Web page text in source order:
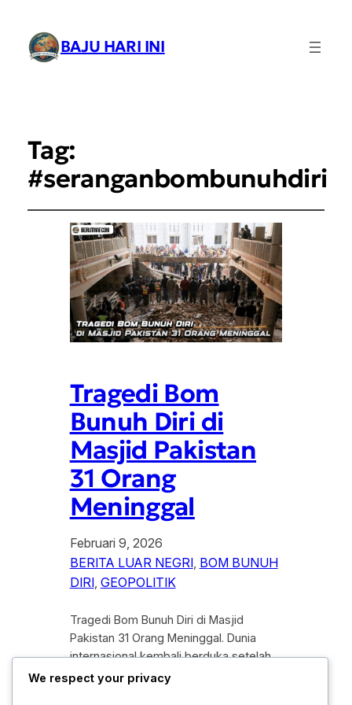
BAJU HARI INI
Tag:
#seranganbombunuhdiri
Tragedi Bom
Bunuh Diri di
Masjid Pakistan
31 Orang
Meninggal
Februari 9, 2026
BERITA LUAR NEGRI, BOM BUNUH
DIRI, GEOPOLITIK
Tragedi Bom Bunuh Diri di Masjid
Pakistan 31 Orang Meninggal. Dunia
internasional kembali berduka setelah
sebuah ledakan dahsyat mengguncang
We respect your privacy